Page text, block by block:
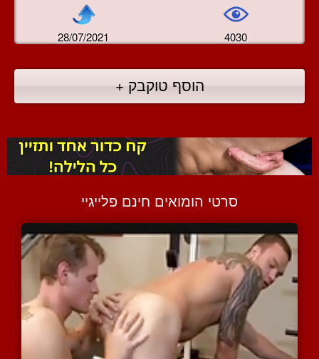
28/07/2021 4030
הוסף טוקבק +
סרטי הומואים חינם פלייגיי